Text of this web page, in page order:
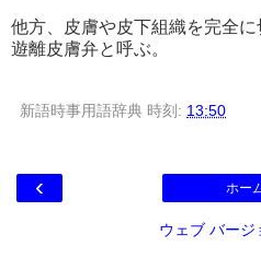
他方、皮膚や皮下組織を完全
遊離皮膚弁と呼ぶ。
新語時事用語辞典 時刻: 13:50
‹ ホー
ウェブ バージ